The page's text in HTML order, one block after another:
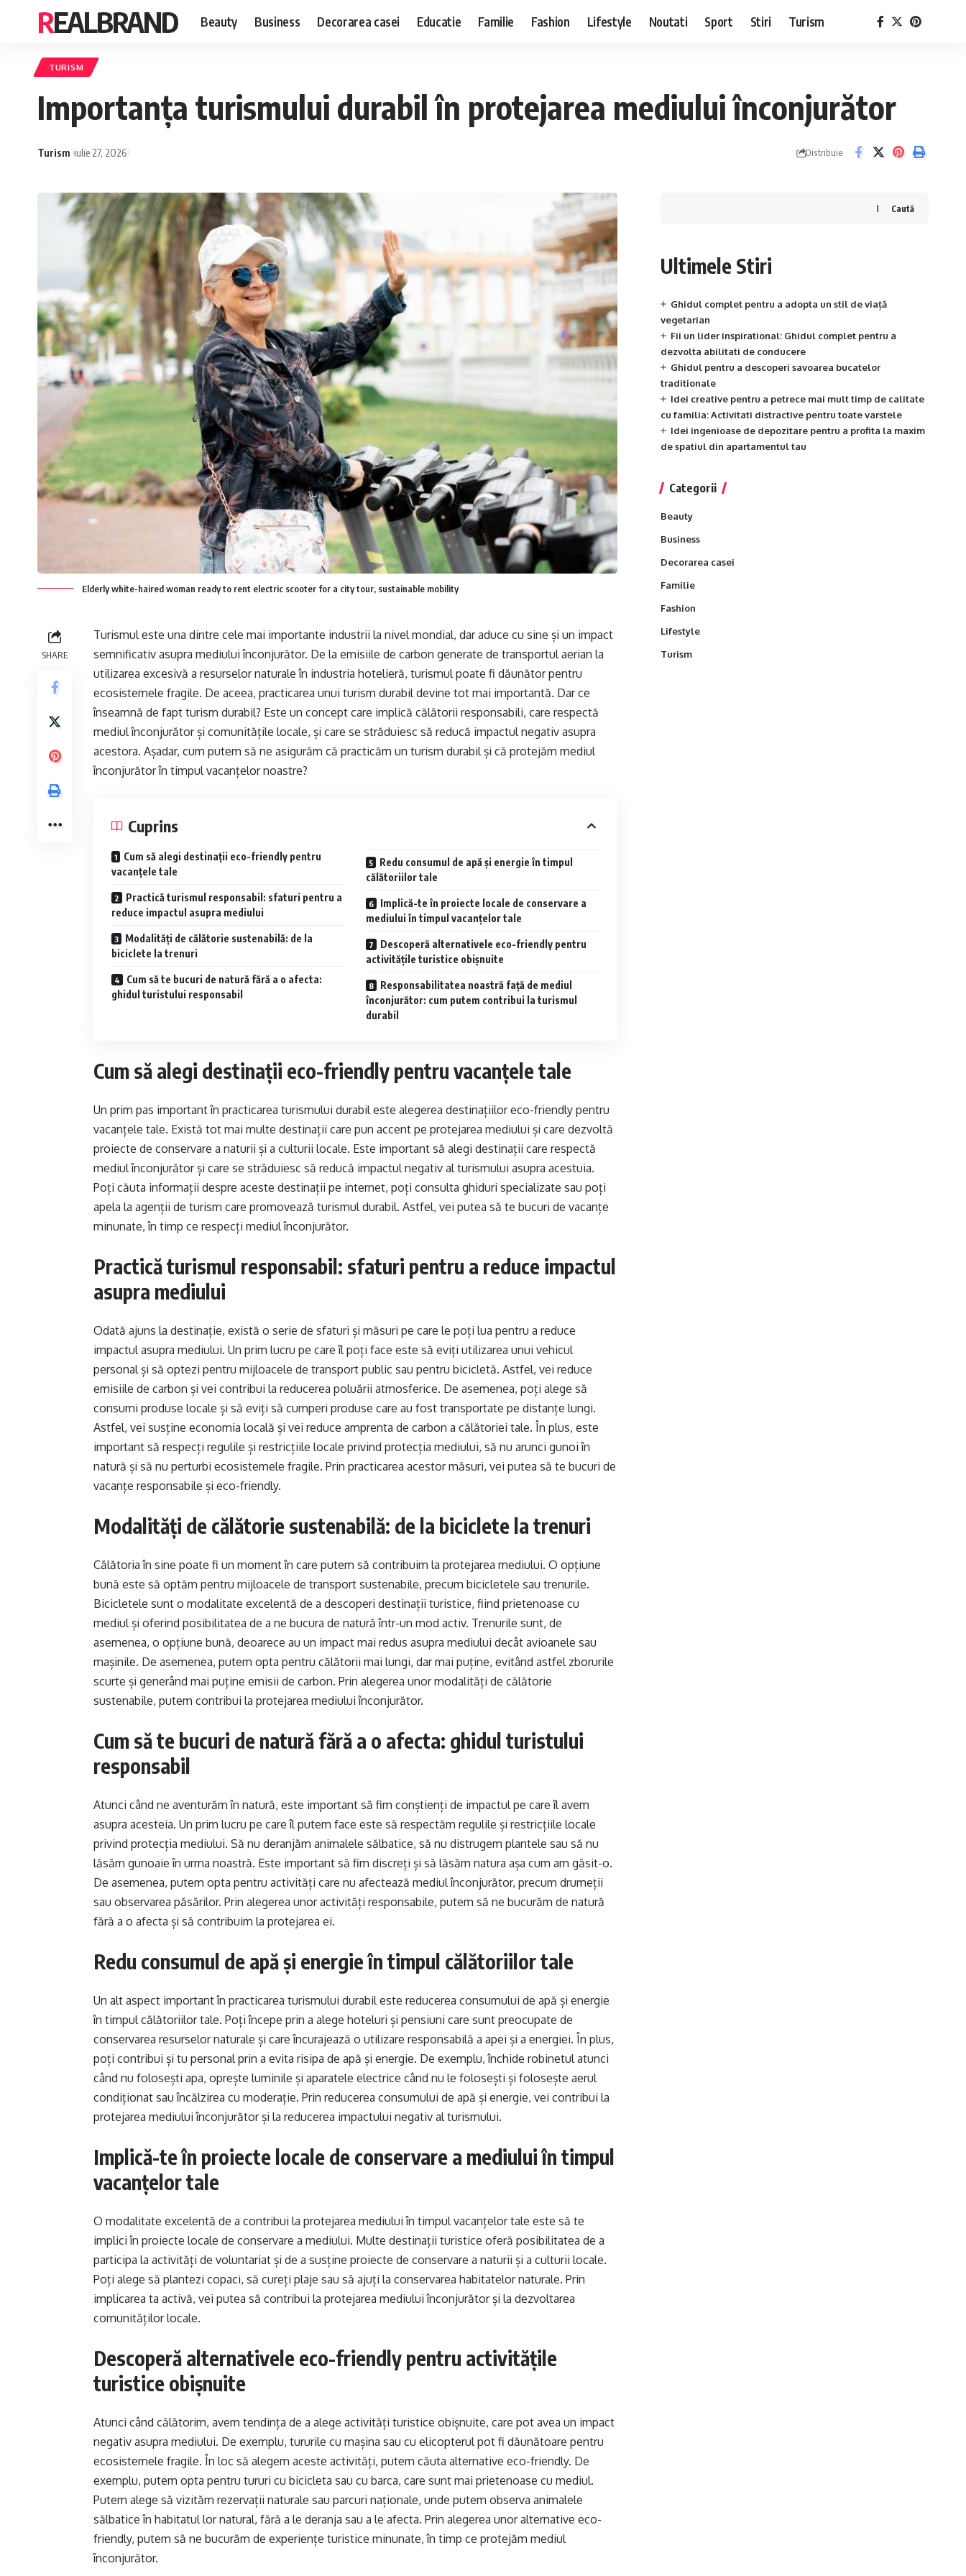
REALBRAND Beauty Business Decorarea casei Educatie Familie Fashion Lifestyle Noutati Sport Stiri Turism
TURISM
Importanța turismului durabil în protejarea mediului înconjurător
Turism iulie 27, 2026 Distribuie
Elderly white-haired woman ready to rent electric scooter for a city tour, sustainable mobility
SHARE
Turismul este una dintre cele mai importante industrii la nivel mondial, dar aduce cu sine și un impact
semnificativ asupra mediului înconjurător. De la emisiile de carbon generate de transportul aerian la
utilizarea excesivă a resurselor naturale în industria hotelieră, turismul poate fi dăunător pentru
ecosistemele fragile. De aceea, practicarea unui turism durabil devine tot mai importantă. Dar ce
înseamnă de fapt turism durabil? Este un concept care implică călătorii responsabili, care respectă
mediul înconjurător și comunitățile locale, și care se străduiesc să reducă impactul negativ asupra
acestora. Așadar, cum putem să ne asigurăm că practicăm un turism durabil și că protejăm mediul
înconjurător în timpul vacanțelor noastre?
Cuprins
Cum să alegi destinații eco-friendly pentru
vacanțele tale
Practică turismul responsabil: sfaturi pentru a
reduce impactul asupra mediului
Modalități de călătorie sustenabilă: de la
biciclete la trenuri
Cum să te bucuri de natură fără a o afecta:
ghidul turistului responsabil
Redu consumul de apă și energie în timpul
călătoriilor tale
Implică-te în proiecte locale de conservare a
mediului în timpul vacanțelor tale
Descoperă alternativele eco-friendly pentru
activitățile turistice obișnuite
Responsabilitatea noastră față de mediul
înconjurător: cum putem contribui la turismul
durabil
Cum să alegi destinații eco-friendly pentru vacanțele tale
Un prim pas important în practicarea turismului durabil este alegerea destinațiilor eco-friendly pentru
vacanțele tale. Există tot mai multe destinații care pun accent pe protejarea mediului și care dezvoltă
proiecte de conservare a naturii și a culturii locale. Este important să alegi destinații care respectă
mediul înconjurător și care se străduiesc să reducă impactul negativ al turismului asupra acestuia.
Poți căuta informații despre aceste destinații pe internet, poți consulta ghiduri specializate sau poți
apela la agenții de turism care promovează turismul durabil. Astfel, vei putea să te bucuri de vacanțe
minunate, în timp ce respecți mediul înconjurător.
Practică turismul responsabil: sfaturi pentru a reduce impactul
asupra mediului
Odată ajuns la destinație, există o serie de sfaturi și măsuri pe care le poți lua pentru a reduce
impactul asupra mediului. Un prim lucru pe care îl poți face este să eviți utilizarea unui vehicul
personal și să optezi pentru mijloacele de transport public sau pentru bicicletă. Astfel, vei reduce
emisiile de carbon și vei contribui la reducerea poluării atmosferice. De asemenea, poți alege să
consumi produse locale și să eviți să cumperi produse care au fost transportate pe distanțe lungi.
Astfel, vei susține economia locală și vei reduce amprenta de carbon a călătoriei tale. În plus, este
important să respecți regulile și restricțiile locale privind protecția mediului, să nu arunci gunoi în
natură și să nu perturbi ecosistemele fragile. Prin practicarea acestor măsuri, vei putea să te bucuri de
vacanțe responsabile și eco-friendly.
Modalități de călătorie sustenabilă: de la biciclete la trenuri
Călătoria în sine poate fi un moment în care putem să contribuim la protejarea mediului. O opțiune
bună este să optăm pentru mijloacele de transport sustenabile, precum bicicletele sau trenurile.
Bicicletele sunt o modalitate excelentă de a descoperi destinații turistice, fiind prietenoase cu
mediul și oferind posibilitatea de a ne bucura de natură într-un mod activ. Trenurile sunt, de
asemenea, o opțiune bună, deoarece au un impact mai redus asupra mediului decât avioanele sau
mașinile. De asemenea, putem opta pentru călătorii mai lungi, dar mai puține, evitând astfel zborurile
scurte și generând mai puține emisii de carbon. Prin alegerea unor modalități de călătorie
sustenabile, putem contribui la protejarea mediului înconjurător.
Cum să te bucuri de natură fără a o afecta: ghidul turistului
responsabil
Atunci când ne aventurăm în natură, este important să fim conștienți de impactul pe care îl avem
asupra acesteia. Un prim lucru pe care îl putem face este să respectăm regulile și restricțiile locale
privind protecția mediului. Să nu deranjăm animalele sălbatice, să nu distrugem plantele sau să nu
lăsăm gunoaie în urma noastră. Este important să fim discreți și să lăsăm natura așa cum am găsit-o.
De asemenea, putem opta pentru activități care nu afectează mediul înconjurător, precum drumeții
sau observarea păsărilor. Prin alegerea unor activități responsabile, putem să ne bucurăm de natură
fără a o afecta și să contribuim la protejarea ei.
Redu consumul de apă și energie în timpul călătoriilor tale
Un alt aspect important în practicarea turismului durabil este reducerea consumului de apă și energie
în timpul călătoriilor tale. Poți începe prin a alege hoteluri și pensiuni care sunt preocupate de
conservarea resurselor naturale și care încurajează o utilizare responsabilă a apei și a energiei. În plus,
poți contribui și tu personal prin a evita risipa de apă și energie. De exemplu, închide robinetul atunci
când nu folosești apa, oprește luminile și aparatele electrice când nu le folosești și folosește aerul
condiționat sau încălzirea cu moderație. Prin reducerea consumului de apă și energie, vei contribui la
protejarea mediului înconjurător și la reducerea impactului negativ al turismului.
Implică-te în proiecte locale de conservare a mediului în timpul
vacanțelor tale
O modalitate excelentă de a contribui la protejarea mediului în timpul vacanțelor tale este să te
implici în proiecte locale de conservare a mediului. Multe destinații turistice oferă posibilitatea de a
participa la activități de voluntariat și de a susține proiecte de conservare a naturii și a culturii locale.
Poți alege să plantezi copaci, să cureți plaje sau să ajuți la conservarea habitatelor naturale. Prin
implicarea ta activă, vei putea să contribui la protejarea mediului înconjurător și la dezvoltarea
comunităților locale.
Descoperă alternativele eco-friendly pentru activitățile
turistice obișnuite
Atunci când călătorim, avem tendința de a alege activități turistice obișnuite, care pot avea un impact
negativ asupra mediului. De exemplu, tururile cu mașina sau cu elicopterul pot fi dăunătoare pentru
ecosistemele fragile. În loc să alegem aceste activități, putem căuta alternative eco-friendly. De
exemplu, putem opta pentru tururi cu bicicleta sau cu barca, care sunt mai prietenoase cu mediul.
Putem alege să vizităm rezervații naturale sau parcuri naționale, unde putem observa animalele
sălbatice în habitatul lor natural, fără a le deranja sau a le afecta. Prin alegerea unor alternative eco-
friendly, putem să ne bucurăm de experiențe turistice minunate, în timp ce protejăm mediul
înconjurător.
Caută
Ultimele Stiri
Ghidul complet pentru a adopta un stil de viață
vegetarian
Fii un lider inspirational: Ghidul complet pentru a
dezvolta abilitati de conducere
Ghidul pentru a descoperi savoarea bucatelor
traditionale
Idei creative pentru a petrece mai mult timp de calitate
cu familia: Activitati distractive pentru toate varstele
Idei ingenioase de depozitare pentru a profita la maxim
de spatiul din apartamentul tau
Categorii
Beauty
Business
Decorarea casei
Familie
Fashion
Lifestyle
Turism